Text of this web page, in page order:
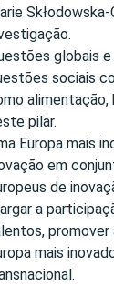
globais
sociais
alimentação,
pilar.
Europa mais
em
de
a
promover
mais